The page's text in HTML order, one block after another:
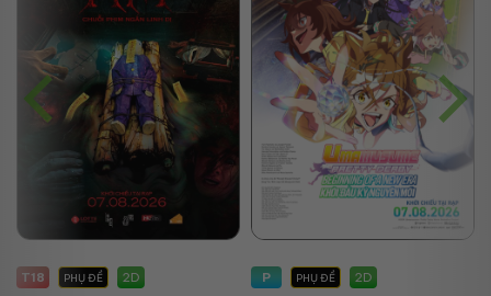
P PHỤ ĐỀ 2D P PHỤ ĐỀ/LỒNG TIẾNG